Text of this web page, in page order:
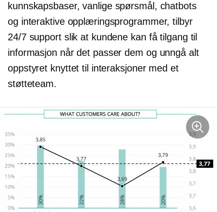
kunnskapsbaser, vanlige spørsmål, chatbots
og interaktive opplæringsprogrammer, tilbyr
24/7 support slik at kundene kan få tilgang til
informasjon når det passer dem og unngå alt
oppstyret knyttet til interaksjoner med et
støtteteam.